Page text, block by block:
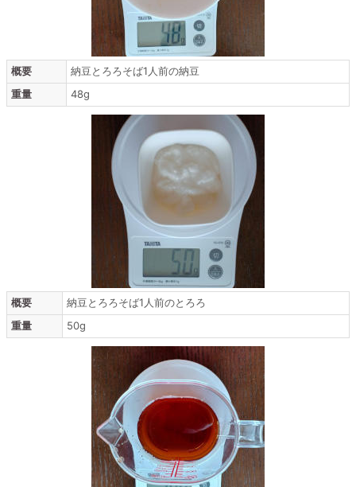
概要
納豆とろろそば1人前の納豆
重量
48g
概要
納豆とろろそば1人前のとろろ
重量
50g